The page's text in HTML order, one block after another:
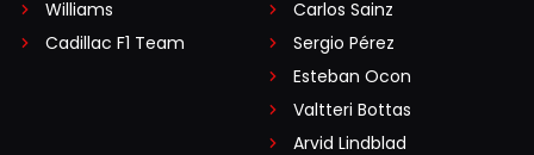
Williams
Cadillac F1 Team
Carlos Sainz
Sergio Pérez
Esteban Ocon
Valtteri Bottas
Arvid Lindblad